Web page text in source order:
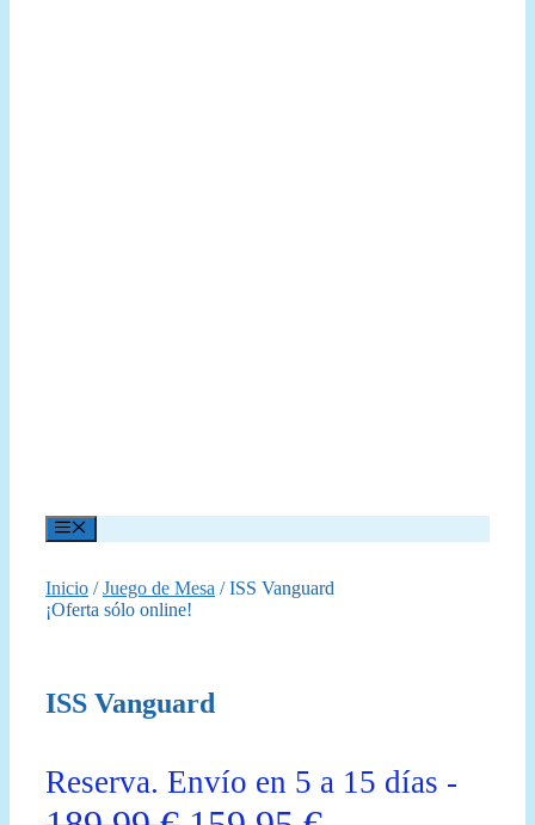
Menú
Inicio /Juego de Mesa / ISS Vanguard
¡Oferta sólo online!
ISS Vanguard
Reserva. Envío en 5 a 15 días -